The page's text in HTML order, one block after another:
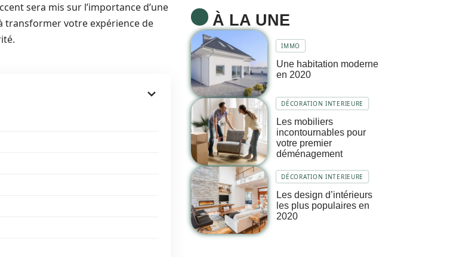
sera mis sur l’importance d’une
transformer votre expérience de
À LA UNE
IMMO
Une habitation moderne
en 2020
DÉCORATION INTERIEURE
Les mobiliers
incontournables pour
votre premier
déménagement
DÉCORATION INTERIEURE
Les design d’intérieurs
les plus populaires en
2020